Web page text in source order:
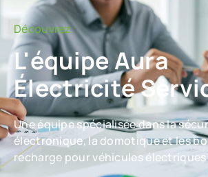
Découvrez
L'équipe Aura
Électricité
Une équipe spécialisée dans la
électronique, la domotique et les
recharge pour véhicules électriques